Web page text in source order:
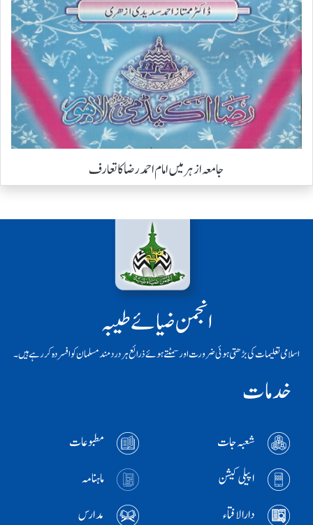
جامعہ ازہر میں امام احمد رضا کا تعارف
انجمن ضیائے طیبہ
اسلامی تعلیمات کی بڑھتی ہوئی ضرورت اور سمٹتے ہوئے ذرائع ہر دردمند مسلمان کو افسردہ کر رہے ہیں۔
خدمات
شعبہ جات
مطبوعات
اپیلی کیشن
ماہنامہ
دارالافتاء
مدارس